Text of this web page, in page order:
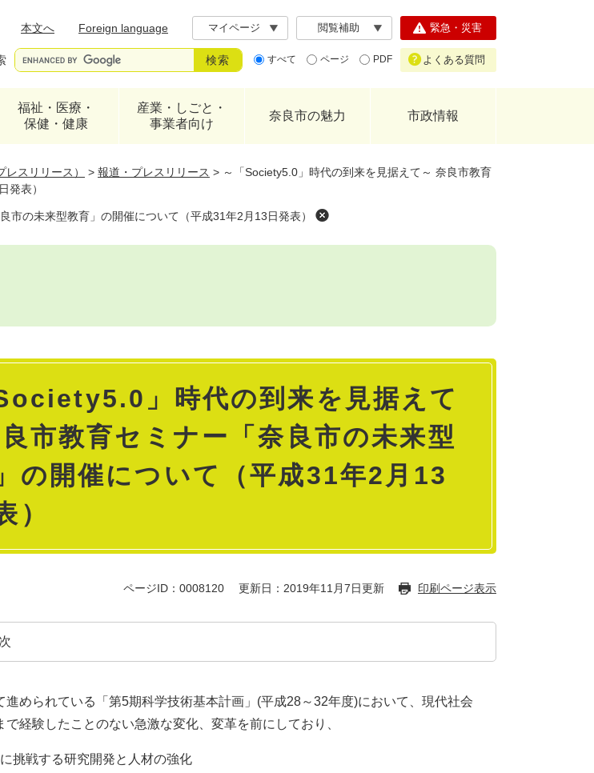
本文へ
Foreign language マイページ 閲覧補助
すべて ページ PDF
緊急・災害
よくある質問
福祉・医療・
保健・健康
産業・しごと・
事業者向け
奈良市の魅力 市政情報
レスリリース） > 報道・プレスリリース > ～「Society5.0」時代の到来を見据えて～ 奈良市教育
発表）
の未来型教育」の開催について（平成31年2月13日発表）
」時代の到来を見据えて
市教育セミナー「奈良市の未来型
の開催について（平成31年2月13
）
ページID：0008120 更新日：2019年11月7日更新 印刷ページ表示
進められている「第5期科学技術基本計画」(平成28～32年度)において、現代社会
で経験したことのない急激な変化、変革を前にしており、
挑戦する研究開発と人材の強化